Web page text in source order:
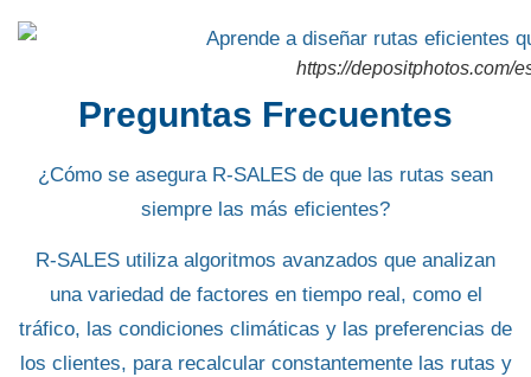
https://depositphotos.com/
Preguntas Frecuentes
¿Cómo se asegura R-SALES de que las rutas sean
siempre las más eficientes?
R-SALES utiliza algoritmos avanzados que analizan
una variedad de factores en tiempo real, como el
tráfico, las condiciones climáticas y las preferencias de
los clientes, para recalcular constantemente las rutas y